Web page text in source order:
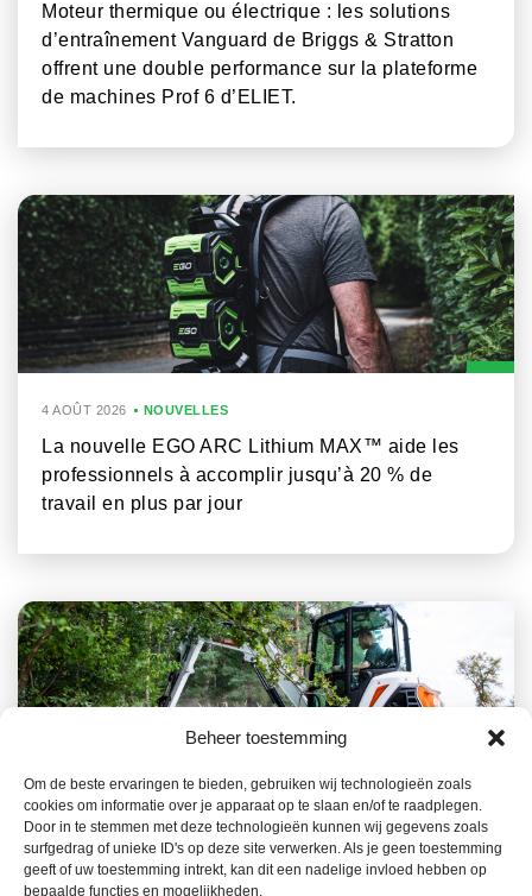
Beheer toestemming
Om de beste ervaringen te bieden, gebruiken wij technologieën zoals
cookies om informatie over je apparaat op te slaan en/of te raadplegen.
Door in te stemmen met deze technologieën kunnen wij gegevens zoals
surfgedrag of unieke ID's op deze site verwerken. Als je geen toestemming
geeft of uw toestemming intrekt, kan dit een nadelige invloed hebben op
bepaalde functies en mogelijkheden.
Moteur thermique ou électrique : les solutions
d’entraînement Vanguard de Briggs & Stratton
offrent une double performance sur la plateforme
de machines Prof 6 d’ELIET.
4 AOÛT 2026 NOUVELLES
La nouvelle EGO ARC Lithium MAX™ aide les
professionnels à accomplir jusqu’à 20 % de
travail en plus par jour
NOUVELLES
La gamme Bobcat, un atout clé dans la
prévention des incendies de forêt